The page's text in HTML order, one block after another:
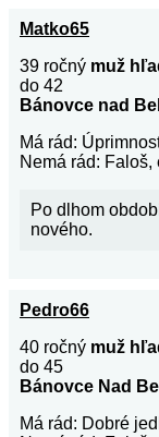
Matko65
39 ročný muž
do 42
Bánovce nad
Má rád:
Nemá rád:
Po dlhom
nového.
Pedro66
40 ročný muž
do 45
Bánovce Nad
Má rád: Dobré